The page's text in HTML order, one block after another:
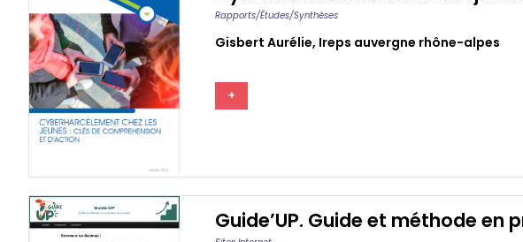
Rapports/études/synthèses
Gisbert Aurélie, Ireps auvergne rhône-alpes
+
Guide’UP. Guide et méthode en